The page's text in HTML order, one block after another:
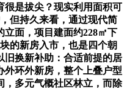
很是拔尖？现实利用面积可
但持久来看，通过现代简
面，项目建面约228㎡下
的新房入市，也是四个朝
旧换新补助：合适前提的居
外环外新房，整个上叠户型
，多元气概社区林立，而除